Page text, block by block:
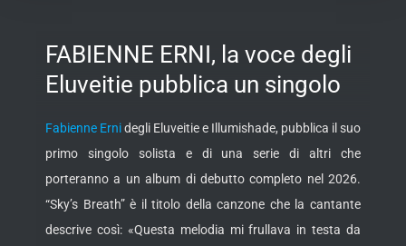
FABIENNE ERNI, la voce degli
Eluveitie pubblica un singolo
Fabienne Ernidegli Eluveitie e Illumishade, pubblica il suo
primo singolo solista e di una serie di altri che
porteranno a un album di debutto completo nel 2026.
“Sky’s Breath” è il titolo della canzone che la cantante
descrive così: «Questa melodia mi frullava in testa da